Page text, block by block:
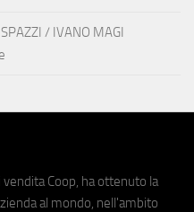
/ IVANO MAGI
Coop, ha ottenuto la
al mondo, nell'ambito